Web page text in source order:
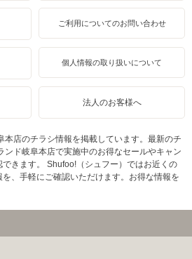
ご利用についてのお問い合わせ
個人情報の取り扱いについて
法人のお客様へ
本店のチラシ情報を掲載しています。最新のチ
ンド岐阜本店で実施中のお得なセールやキャン
きます。 Shufoo!（シュフー）ではお近くの
、手軽にご確認いただけます。お得な情報を